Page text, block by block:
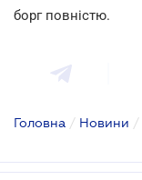
борг повністю.
Головна / Новини /